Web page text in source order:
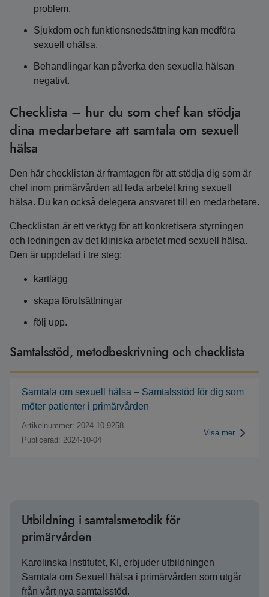
problem.
Sjukdom och funktionsnedsättning kan medföra
sexuell ohälsa.
Behandlingar kan påverka den sexuella hälsan
negativt.
Checklista – hur du som chef kan stödja
dina medarbetare att samtala om sexuell
hälsa
Den här checklistan är framtagen för att stödja dig som är
chef inom primärvården att leda arbetet kring sexuell
hälsa. Du kan också delegera ansvaret till en medarbetare.
Checklistan är ett verktyg för att konkretisera styrningen
och ledningen av det kliniska arbetet med sexuell hälsa.
Den är uppdelad i tre steg:
kartlägg
skapa förutsättningar
följ upp.
Samtalsstöd, metodbeskrivning och checklista
Samtala om sexuell hälsa – Samtalsstöd för dig som
möter patienter i primärvården
Artikelnummer: 2024-10-9258
Publicerad: 2024-10-04
Visa mer
Utbildning i samtalsmetodik för
primärvården
Karolinska Institutet, KI, erbjuder utbildningen
Samtala om Sexuell hälsa i primärvården som utgår
från vårt nya samtalsstöd.